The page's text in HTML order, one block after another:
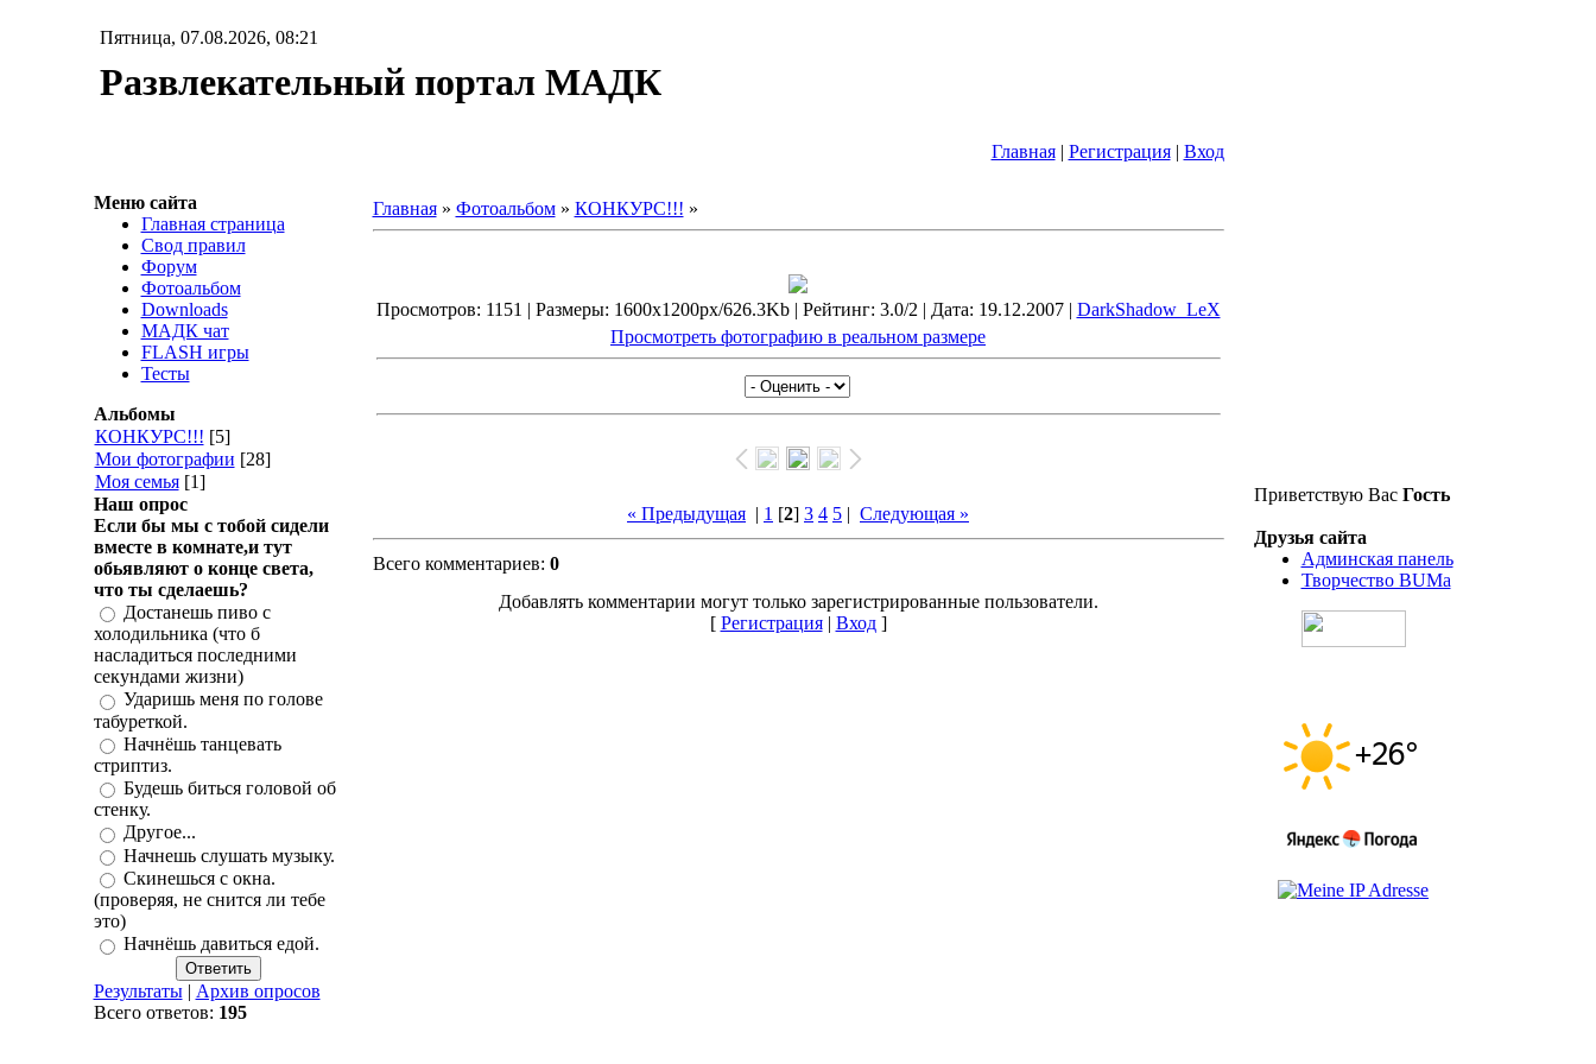
Пятница, 07.08.2026, 08:21
Развлекательный портал МАДК
Главная| Регистрация| Вход
Приветствую Вас Гость
Друзья сайта
Админская панель
Творчество BUMa
Меню сайта
Главная страница
Свод правил
Форум
Фотоальбом
Downloads
МАДК чат
FLASH игры
Тесты
Альбомы
КОНКУРС!!! [5]
Мои фотографии [28]
Моя семья [1]
Наш опрос
Если бы мы с тобой сидели
вместе в комнате,и тут
обьявляют о конце света,
что ты сделаешь?
Достанешь пиво с
холодильника (что б
насладиться последними
секундами жизни)
Ударишь меня по голове
табуреткой.
Начнёшь танцевать
стриптиз.
Будешь биться головой об
стенку.
Другое...
Начнешь слушать музыку.
Скинешься с окна.
(проверяя, не снится ли тебе
это)
Начнёшь давиться едой.
Результаты| Архив опросов
Всего ответов: 195
Главная» Фотоальбом» КОНКУРС!!! »
Просмотров: 1151 | Размеры: 1600x1200px/626.3Kb | Рейтинг: 3.0/2 | Дата: 19.12.2007 | DarkShadow_LeX
Просмотреть фотографию в реальном размере
« Предыдущая | 1 [2] 3 4 5 | Следующая »
Всего комментариев: 0
Добавлять комментарии могут только зарегистрированные пользователи.
[ Регистрация| Вход]